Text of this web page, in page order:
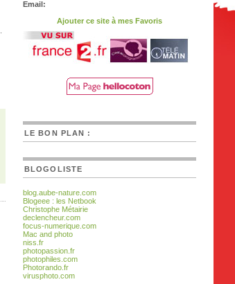
Email:
Ajouter ce site à mes Favoris
LE BON PLAN :
BLOGOLISTE
blog.aube-nature.com
Blogeee : les Netbook
Christophe Métairie
declencheur.com
focus-numerique.com
Mac and photo
niss.fr
photopassion.fr
photophiles.com
Photorando.fr
virusphoto.com